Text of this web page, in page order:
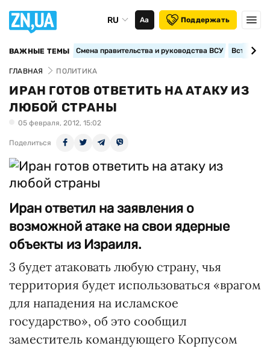
RU Аа Поддержать
ВАЖНЫЕ ТЕМЫ Смена правительства и руководства ВСУ
ГЛАВНАЯ ПОЛИТИКА
ИРАН ГОТОВ ОТВЕТИТЬ НА АТАКУ ИЗ
ЛЮБОЙ СТРАНЫ
05 февраля, 2012, 15:02
Поделиться
Иран ответил на заявления о
возможной атаке на свои ядерные
объекты из Израиля.
3 будет атаковать любую страну, чья
территория будет использоваться «врагом
для нападения на исламское
государство», об это сообщил
заместитель командующего Корпусом